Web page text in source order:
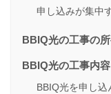
申し込みが集中
BBIQ光の工事の
BBIQ光の工事内容
BBIQ光を申し